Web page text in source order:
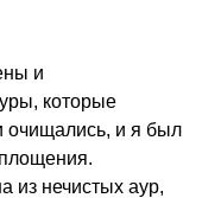
и
которые
очищались, и я был
из нечистых аур,